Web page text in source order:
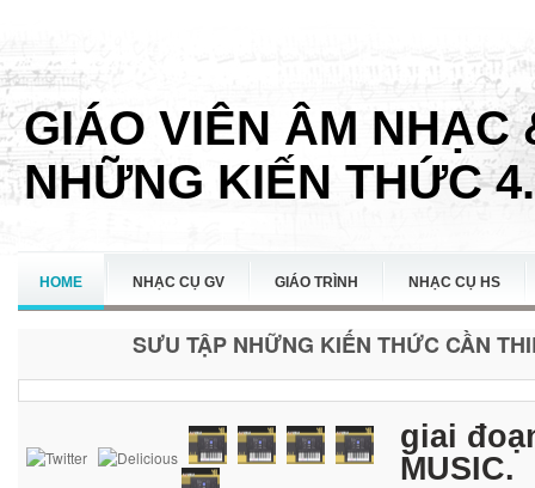
GIÁO VIÊN ÂM NHẠC
NHỮNG KIẾN THỨC
HOME NHẠC CỤ GV GIÁO TRÌNH NHẠC CỤ HS
SƯU TẬP NHỮNG KIẾN THỨC CẦN
giai
MUSIC.